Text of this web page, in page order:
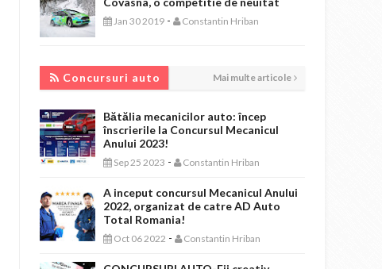
Jan 30 2019 - Constantin Hriban
Concursuri auto Mai multe articole
Bătălia mecanicilor auto: încep
înscrierile la Concursul Mecanicul
Anului 2023!
Sep 25 2023 - Constantin Hriban
A inceput concursul Mecanicul Anului
2022, organizat de catre AD Auto
Total Romania!
Oct 06 2022 - Constantin Hriban